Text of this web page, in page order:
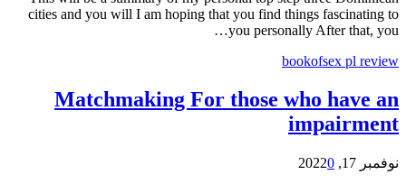
cities and you will I am hoping that you find things fascinating to
you personally After that, you…
bookofsex pl review
Matchmaking For those who have an
impairment
نوفمبر 17, 2022
0